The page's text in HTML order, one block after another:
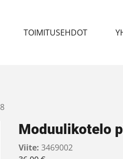
TOIMITUSEHDOT
Moduulikotelo
Viite: 3469002